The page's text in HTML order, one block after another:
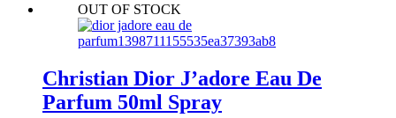
OUT OF STOCK
Christian Dior J’adore Eau De
Parfum 50ml Spray